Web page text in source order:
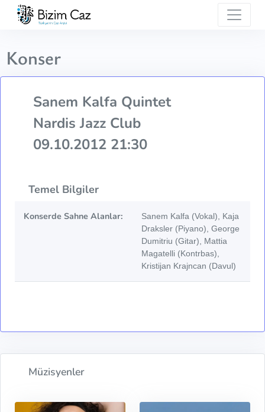
Konser
Sanem Kalfa Quintet
Nardis Jazz Club
09.10.2012 21:30
Temel Bilgiler
Konserde Sahne Alanlar:
Sanem Kalfa (Vokal), Kaja
Draksler (Piyano), George
Dumitriu (Gitar), Mattia
Magatelli (Kontrbas),
Kristijan Krajncan (Davul)
Müzisyenler